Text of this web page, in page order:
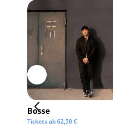
Bosse
Tickets ab62,50€